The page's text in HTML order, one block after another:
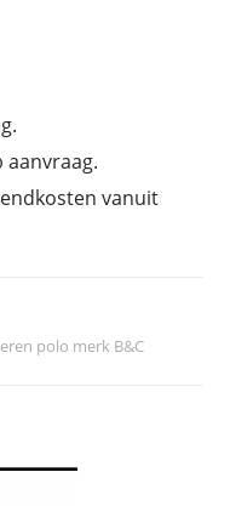
vanuit
polo merk B&C